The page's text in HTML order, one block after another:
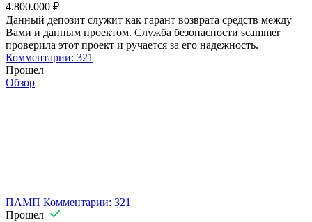
4.800.000 ₽
Данный депозит служит как гарант возврата средств между
Вами и данным проектом. Служба безопасности scammer
проверила этот проект и ручается за его надежность.
Комментарии: 321
Прошел
Обзор
ПАМП Комментарии: 321
Прошел